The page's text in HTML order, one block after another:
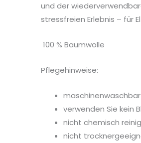
und der
stressfreien Erlebnis – für
100 % Baumwolle
Pflegehinweise:
maschinenwaschbar
verwenden Sie kein
nicht chemisch
nicht